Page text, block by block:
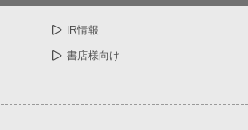
IR情報
書店様向け